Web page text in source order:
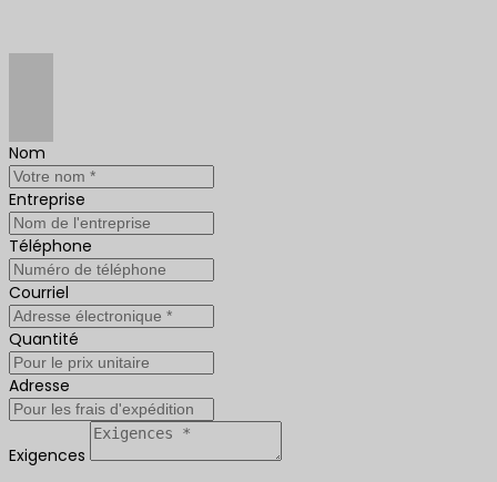
Nom
Entreprise
Téléphone
Courriel
Quantité
Adresse
Exigences